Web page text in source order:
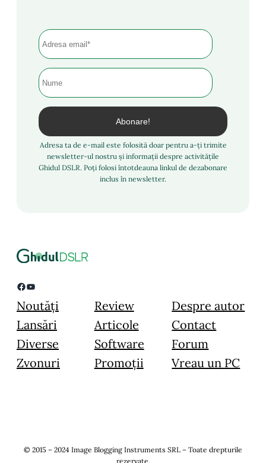
Adresa ta de e-mail este folosită doar pentru a-ți trimite
newsletter-ul nostru și informații despre activitățile
Ghidul DSLR. Poți folosi întotdeauna linkul de dezabonare
inclus în newsletter.
Facebook YouTube
Noutăți
Lansări
Diverse
Zvonuri
Review
Articole
Software
Promoții
Despre autor
Contact
Forum
Vreau un PC
© 2015 – 2024 Image Blogging Instruments SRL – Toate drepturile
rezervate.